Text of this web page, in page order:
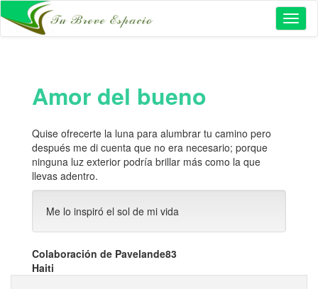
Amor del bueno
Quise ofrecerte la luna para alumbrar tu camino pero
después me di cuenta que no era necesario; porque
ninguna luz exterior podría brillar más como la que
llevas adentro.
Me lo inspiró el sol de mi vida
Colaboración de Pavelande83
Haiti